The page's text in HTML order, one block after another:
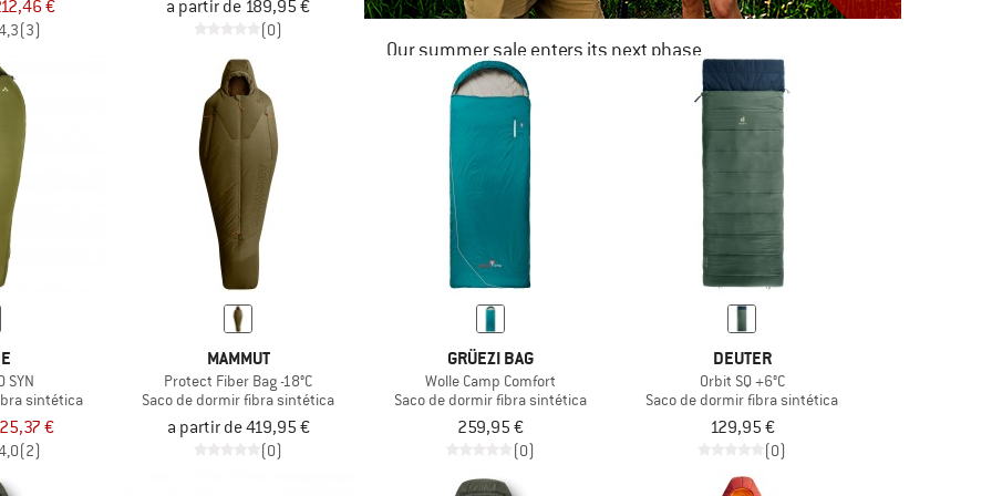
€
(3)
a partir de 189,95 €
(0)
Our summer sale enters its next phase
NOW UP TO 50% OFF
SYN
sintética
€
(2)
MAMMUT
Protect Fiber Bag -18°C
Saco de dormir fibra sintética
a partir de 419,95 €
(0)
GRÜEZI BAG
Wolle Camp Comfort
Saco de dormir fibra sintética
259,95 €
(0)
DEUTER
Orbit SQ +6°C
Saco de dormir fibra sintética
129,95 €
(0)